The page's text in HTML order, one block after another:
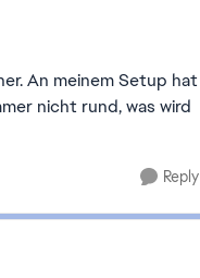
An meinem Setup hat
nicht rund, was wird
Reply